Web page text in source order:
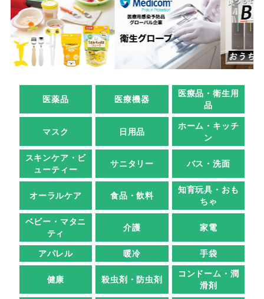
医薬品 医療機器
医療品・衛生用
品
マスク 日用品
ホーム・キッチ
ン
スキンケア・ビ
ューティー
サニタリー バス・洗面
オーラルケア 食品・飲料
知育玩具・おも
ちゃ
ベビー・マタニ
ティ
介護 家電
アパレル 暖冷 手袋
健康 殺虫剤・防虫剤
コンドーム・潤
滑剤